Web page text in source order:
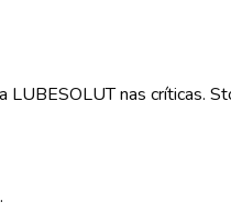
LUBESOLUT nas